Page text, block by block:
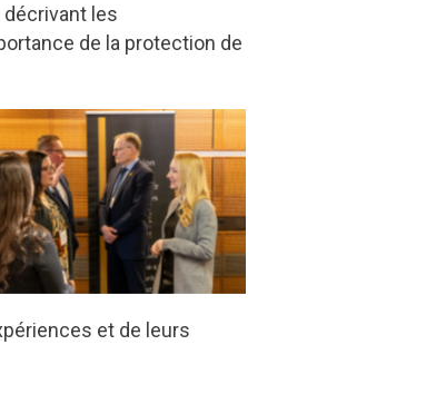
les
de la protection de
et de leurs